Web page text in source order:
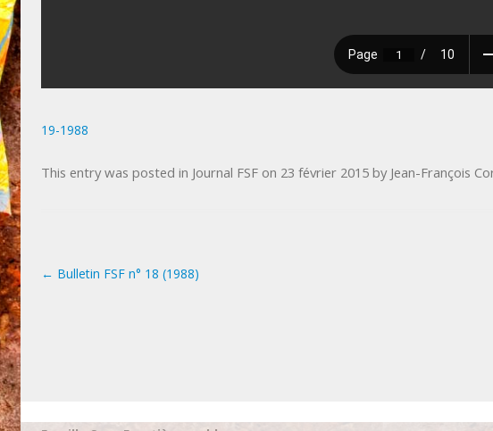
19-1988
This entry was posted in Journal FSFon 23 février 2015by Jean-François
Post navigation
← Bulletin FSF n° 18 (1988)